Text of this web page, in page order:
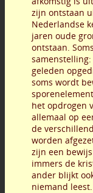
zijn ontstaan
Nederlandse
jaren oude
ontstaan.
geleden
soms wordt
het opdrogen
allemaal op
de
worden
zijn een
immers de
ander blijkt
niemand leest.